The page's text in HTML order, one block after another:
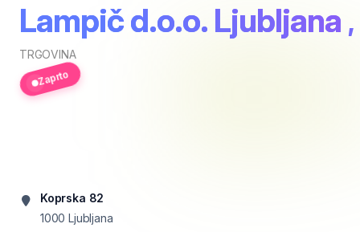
Lampič d.o.o. Ljubljana
TRGOVINA
Zaprto
Koprska 82
1000 Ljubljana